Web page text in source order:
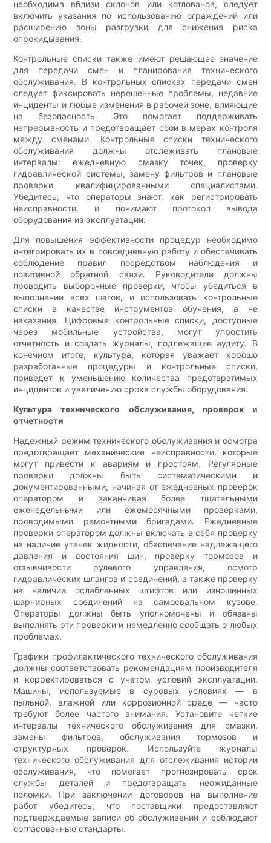
необходима вблизи склонов или котлованов, следует
включить указания по использованию ограждений или
расширению зоны разгрузки для снижения риска
опрокидывания.
Контрольные списки также имеют решающее значение
для передачи смен и планирования технического
обслуживания. В контрольных списках передачи смен
следует фиксировать нерешенные проблемы, недавние
инциденты и любые изменения в рабочей зоне, влияющие
на безопасность. Это помогает поддерживать
непрерывность и предотвращает сбои в мерах контроля
между сменами. Контрольные списки технического
обслуживания должны отслеживать плановые
интервалы: ежедневную смазку точек, проверку
гидравлической системы, замену фильтров и плановые
проверки квалифицированными специалистами.
Убедитесь, что операторы знают, как регистрировать
неисправности, и понимают протокол вывода
оборудования из эксплуатации.
Для повышения эффективности процедур необходимо
интегрировать их в повседневную работу и обеспечивать
соблюдение правил посредством наблюдения и
позитивной обратной связи. Руководители должны
проводить выборочные проверки, чтобы убедиться в
выполнении всех шагов, и использовать контрольные
списки в качестве инструментов обучения, а не
наказания. Цифровые контрольные списки, доступные
через мобильные устройства, могут упростить
отчетность и создать журналы, подлежащие аудиту. В
конечном итоге, культура, которая уважает хорошо
разработанные процедуры и контрольные списки,
приведет к уменьшению количества предотвратимых
инцидентов и увеличению срока службы оборудования.
Культура технического обслуживания, проверок и
отчетности
Надежный режим технического обслуживания и осмотра
предотвращает механические неисправности, которые
могут привести к авариям и простоям. Регулярные
проверки должны быть систематическими и
документированными, начиная от ежедневных проверок
оператором и заканчивая более тщательными
еженедельными или ежемесячными проверками,
проводимыми ремонтными бригадами. Ежедневные
проверки оператором должны включать в себя проверку
на наличие утечек жидкости, обеспечение надлежащего
давления и состояния шин, проверку тормозов и
отзывчивости рулевого управления, осмотр
гидравлических шлангов и соединений, а также проверку
на наличие ослабленных штифтов или изношенных
шарнирных соединений на самосвальном кузове.
Операторы должны быть уполномочены и обязаны
выполнять эти проверки и немедленно сообщать о любых
проблемах.
Графики профилактического технического обслуживания
должны соответствовать рекомендациям производителя
и корректироваться с учетом условий эксплуатации.
Машины, используемые в суровых условиях — в
пыльной, влажной или коррозионной среде — часто
требуют более частого внимания. Установите четкие
интервалы технического обслуживания для смазки,
замены фильтров, обслуживания тормозов и
структурных проверок. Используйте журналы
технического обслуживания для отслеживания истории
обслуживания, что помогает прогнозировать срок
службы деталей и предотвращать неожиданные
поломки. При заключении договоров на выполнение
работ убедитесь, что поставщики предоставляют
подтверждаемые записи об обслуживании и соблюдают
согласованные стандарты.